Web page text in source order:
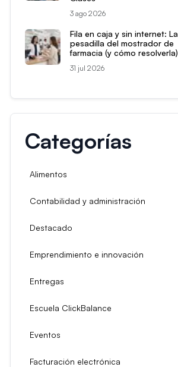
3 ago 2026
Fila en caja y sin internet: La
pesadilla del mostrador de
farmacia (y cómo resolverla)
31 jul 2026
Categorías
Alimentos
Contabilidad y administración
Destacado
Emprendimiento e innovación
Entregas
Escuela ClickBalance
Eventos
Facturación electrónica